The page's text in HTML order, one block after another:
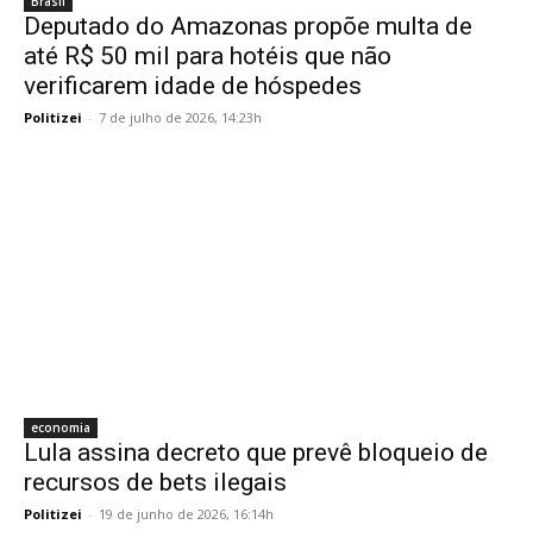
Deputado do Amazonas propõe multa de
até R$ 50 mil para hotéis que não
verificarem idade de hóspedes
Politizei - 7 de julho de 2026, 14:23h
economia
Lula assina decreto que prevê bloqueio de
recursos de bets ilegais
Politizei - 19 de junho de 2026, 16:14h